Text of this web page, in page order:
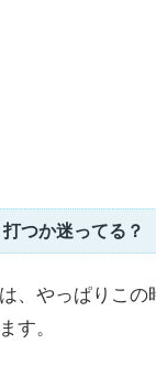
つか迷ってる？
、やっぱりこの
す。